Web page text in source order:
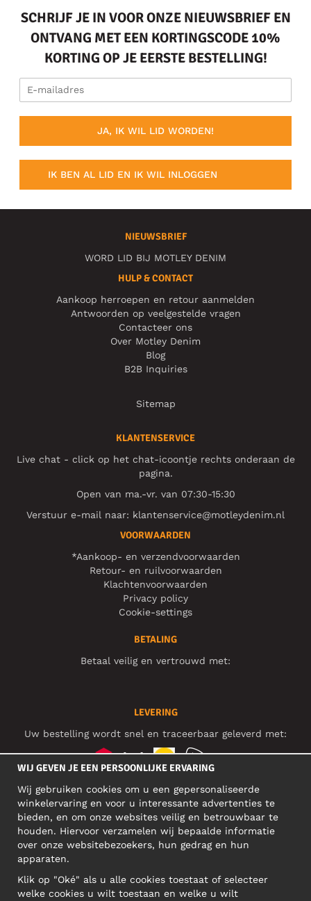
SCHRIJF JE IN VOOR ONZE NIEUWSBRIEF EN
ONTVANG MET EEN KORTINGSCODE 10%
KORTING OP JE EERSTE BESTELLING!
JA, IK WIL LID WORDEN!
IK BEN AL LID EN IK WIL INLOGGEN
NIEUWSBRIEF
WORD LID BIJ MOTLEY DENIM
HULP & CONTACT
Aankoop herroepen en retour aanmelden
Antwoorden op veelgestelde vragen
Contacteer ons
Over Motley Denim
Blog
B2B Inquiries
Sitemap
KLANTENSERVICE
Live chat - click op het chat-icoontje rechts onderaan de
pagina.
Open van ma.-vr. van 07:30-15:30
Verstuur e-mail naar: klantenservice@motleydenim.nl
VOORWAARDEN
*Aankoop- en verzendvoorwaarden
Retour- en ruilvoorwaarden
Klachtenvoorwaarden
Privacy policy
Cookie-settings
BETALING
Betaal veilig en vertrouwd met:
LEVERING
Uw bestelling wordt snel en traceerbaar geleverd met:
SOCIAL MEDIA
BEDRIJFSADRES
Narva mnt 5, EE-10117 Tallinn
Reg: 12356245
WIJ GEVEN JE EEN PERSOONLIJKE ERVARING
Wij gebruiken cookies om u een gepersonaliseerde
winkelervaring en voor u interessante advertenties te
bieden, en om onze websites veilig en betrouwbaar te
houden. Hiervoor verzamelen wij bepaalde informatie
over onze websitebezoekers, hun gedrag en hun
apparaten.
Klik op "Oké" als u alle cookies toestaat of selecteer
welke cookies u wilt toestaan en welke u wilt